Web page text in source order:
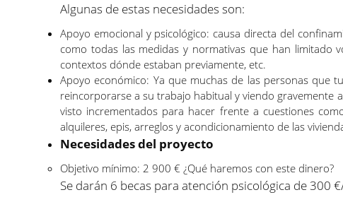
Algunas de estas necesidades son:
Apoyo emocional y psicológico: causa directa del
como todas las medidas y normativas que han limitado
contextos dónde estaban previamente, etc.
Apoyo económico: Ya que muchas de las personas que
reincorporarse a su trabajo habitual y viendo gravemente
visto incrementados para hacer frente a cuestiones
alquileres, epis, arreglos y acondicionamiento de las
Necesidades del proyecto
Objetivo mínimo: 2 900 € ¿Qué haremos con este dinero?
Se darán 6 becas para atención psicológica de 300